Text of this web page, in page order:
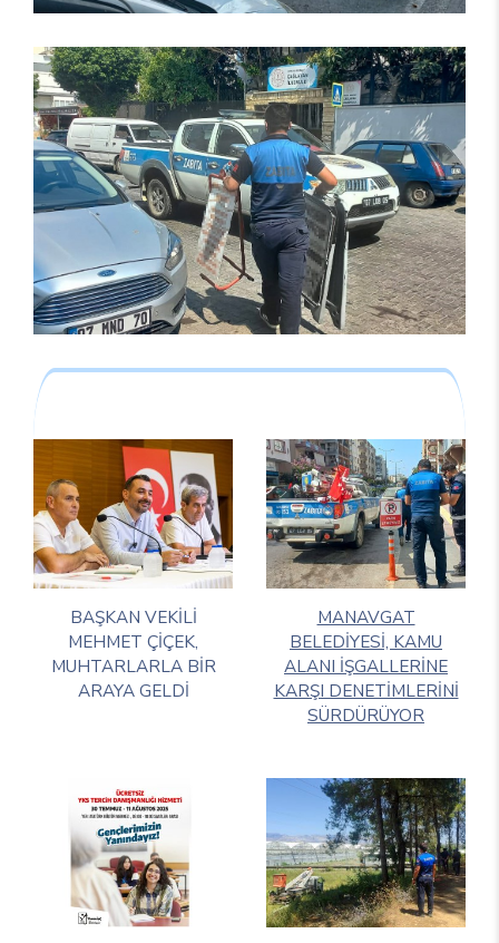
BAŞKAN VEKİLİ
MEHMET ÇİÇEK,
MUHTARLARLA BİR
ARAYA GELDİ
MANAVGAT
BELEDİYESİ, KAMU
ALANI İŞGALLERİNE
KARŞI DENETİMLERİNİ
SÜRDÜRÜYOR